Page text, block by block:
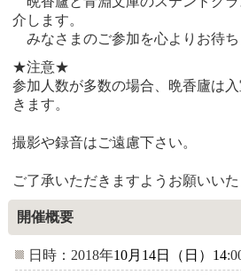
介します。
みなさまのご参加を心よりお待ち
★注意★
参加人数が多数の場合、晩香廬は
きます。
撮影や録音はご遠慮下さい。
ご了承いただきますようお願いいた
開催概要
日時： 2018年10月14日（日） 14